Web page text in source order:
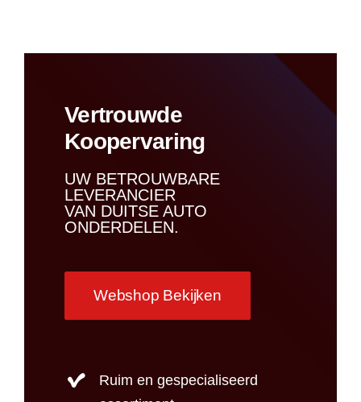
Vertrouwde
Koopervaring
UW BETROUWBARE
LEVERANCIER
VAN DUITSE AUTO
ONDERDELEN.
Webshop Bekijken
Ruim en gespecialiseerd